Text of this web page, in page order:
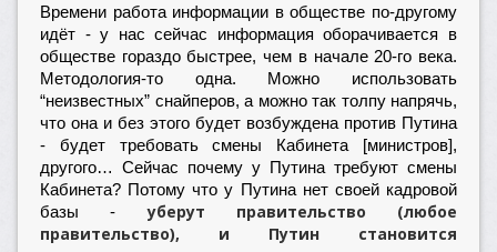
Времени работа информации в обществе по-другому
идёт - у нас сейчас информация оборачивается в
обществе гораздо быстрее, чем в начале 20-го века.
Методология-то одна. Можно использовать
“неизвестных” снайперов, а можно так толпу напрячь,
что она и без этого будет возбуждена против Путина
- будет требовать смены Кабинета [министров],
другого… Сейчас почему у Путина требуют смены
Кабинета? Потому что у Путина нет своей кадровой
базы -уберут правительство (любое
правительство), и Путин становится